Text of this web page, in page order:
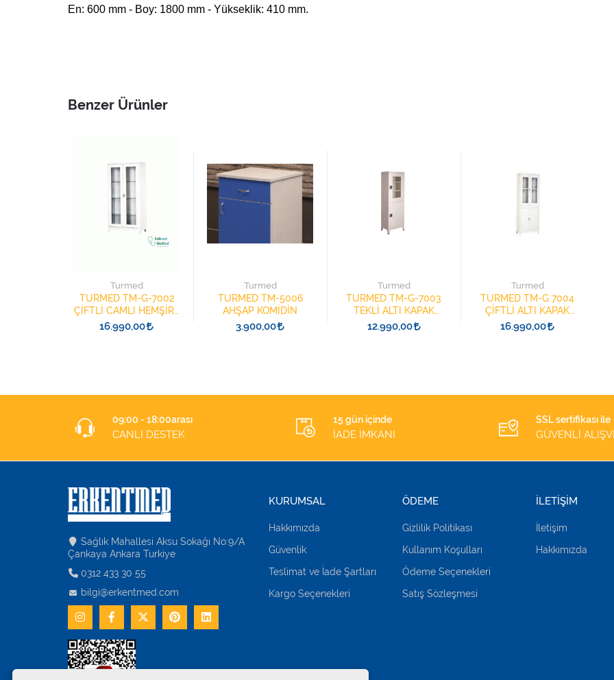
En: 600 mm - Boy: 1800 mm - Yükseklik: 410 mm.
Benzer Ürünler
Turmed
TURMED TM-G-7002
ÇİFTLİ CAMLI HEMŞİRE
İLAÇ DOLABI
16.990,00
Turmed
TURMED TM-5006
AHŞAP KOMİDİN
3.900,00
Turmed
TURMED TM-G-7003
TEKLİ ALTI KAPAK
HEM.İLAÇ DOLABI
12.990,00
Turmed
TURMED TM-G 7004
ÇİFTLİ ALTI KAPAK
HEM.İLAÇ DOLABI
16.990,00
09:00 - 18:00arası
CANLI DESTEK
15 gün içinde
İADE İMKANI
SSL sertifikası ile
GÜVENLİ
Sağlık Mahallesi Aksu Sokağı No:9/A
Çankaya Ankara Turkiye
0312 433 30 55
bilgi@erkentmed.com
KURUMSAL
Hakkımızda
Güvenlik
Teslimat ve İade Şartları
Kargo Seçenekleri
ÖDEME
Gizlilik Politikası
Kullanım Koşulları
Ödeme Seçenekleri
Satış Sözleşmesi
İLETİŞİM
İletişim
Hakkımızda